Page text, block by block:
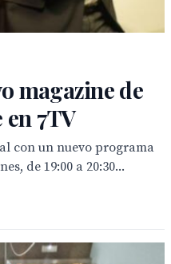
magazine de
7TV
con un nuevo programa
de 19:00 a 20:30...